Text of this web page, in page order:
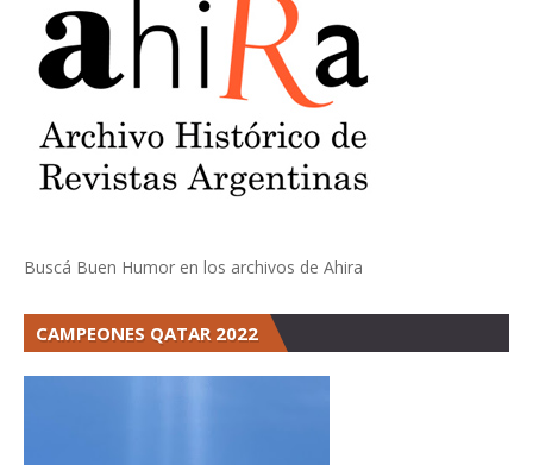
Buscá Buen Humor en los archivos de Ahira
CAMPEONES QATAR 2022